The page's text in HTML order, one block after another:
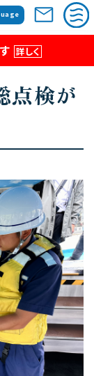
文
詳しく
点検が